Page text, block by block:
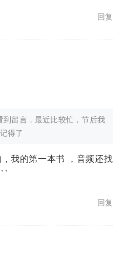
回复
到留言，最近比较忙，节后我
得了
我的第一本书 ，音频还找
回复